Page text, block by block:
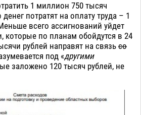
1 миллион 750 тысяч
потратят на оплату труда – 1
всего ассигнований уйдет
которые по планам обойдутся в 24
рублей направят на связь со
под «другими
заложено 120 тысяч рублей, не